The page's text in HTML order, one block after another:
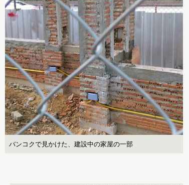
バンコクで見かけた、建設中の家屋の一部